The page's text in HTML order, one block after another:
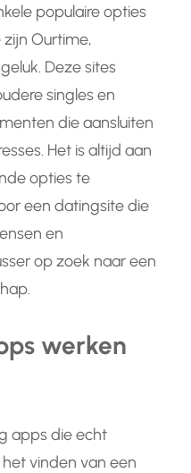
populaire opties
Ourtime,
Deze sites
singles en
die aansluiten
Het is altijd aan
opties te
een datingsite die
en
op zoek naar een
werken
apps die echt
vinden van een